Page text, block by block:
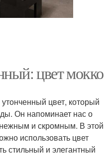
цвет мокко
цвет, который
Он напоминает нас о
и скромным. В этой
использовать цвет
стильный и элегантный